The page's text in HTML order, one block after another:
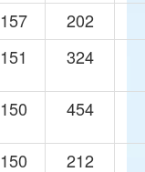
157
202
151 324
150 454
150 212